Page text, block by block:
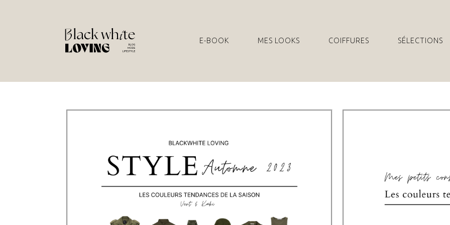
E-BOOK MES LOOKS COIFFURES SÉLECTIONS